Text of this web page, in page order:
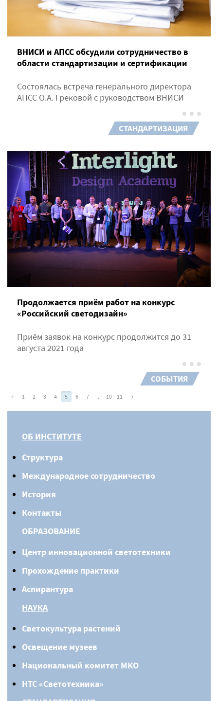
ВНИСИ и АПСС обсудили сотрудничество в
области стандартизации и сертификации
Состоялась встреча генерального директора
АПСС О.А. Грековой с руководством ВНИСИ
СТАНДАРТИЗАЦИЯ
Продолжается приём работ на конкурс
«Российский светодизайн»
Приём заявок на конкурс продолжится до 31
августа 2021 года
СОБЫТИЯ
← 1 2 3 4 5 6 7 ... 10 11 →
ОБ ИНСТИТУТЕ
Структура
Международное сотрудничество
История
Контакты
ОБРАЗОВАНИЕ
Центр инновационной светотехники
Прохождение практики
Аспирантура
НАУКА
Светокультура растений
Освещение музеев
Национальный комитет МКО
НТС «Светотехника»